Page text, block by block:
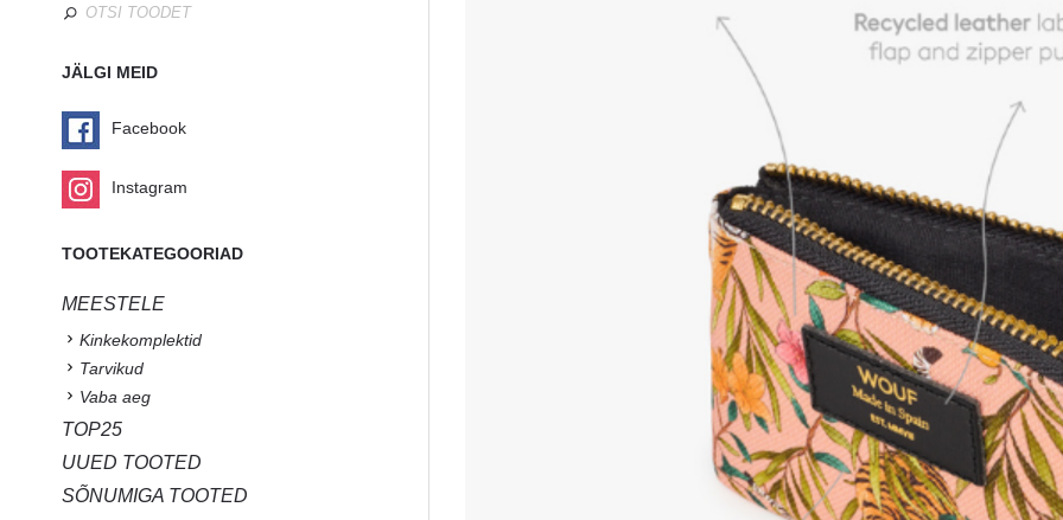
JÄLGI MEID
Facebook
Instagram
TOOTEKATEGOORIAD
MEESTELE
Kinkekomplektid
Tarvikud
Vaba aeg
TOP25
UUED TOOTED
SÕNUMIGA TOOTED